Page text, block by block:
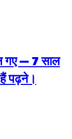
गए — 7 साल
पढ़ने।